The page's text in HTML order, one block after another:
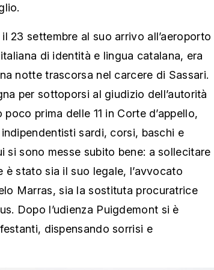
23 settembre al suo arrivo all’aeroporto
di identità e lingua catalana, era
notte trascorsa nel carcere di Sassari.
per sottoporsi al giudizio dell’autorità
prima delle 11 in Corte d’appello,
sardi, corsi, baschi e
si sono messe subito bene: a sollecitare
è stato sia il suo legale, l’avvocato
Marras, sia la sostituta procuratrice
Dopo l’udienza Puigdemont si è
dispensando sorrisi e